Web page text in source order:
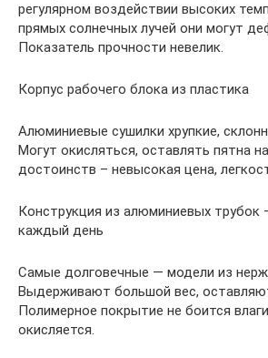
регулярном воздействии высоких
прямых солнечных лучей они могут
Показатель прочности невелик.
Корпус рабочего блока из пластика
Алюминиевые сушилки хрупкие,
Могут окисляться, оставлять пятна
достоинств – невысокая цена,
Конструкция из алюминиевых трубок
каждый день
Самые долговечные — модели из
Выдерживают большой вес,
Полимерное покрытие не боится
окисляется.